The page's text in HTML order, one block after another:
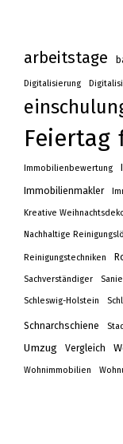
arbeitstage
Digitalisierung
Feiertag
Immobilienbewertung
Immobilienmakler
Kreative
Nachhaltige
Reinigungstechniken
Sachverständiger
Schleswig-Holstein
Schnarchschiene
Umzug Vergleich
Wohnimmobilien